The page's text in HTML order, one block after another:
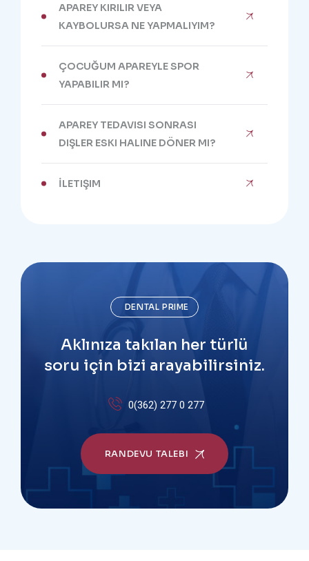
APAREY KIRILIR VEYA
KAYBOLURSA NE YAPMALIYIM?
ÇOCUĞUM APAREYLE SPOR
YAPABILIR MI?
APAREY TEDAVISI SONRASI
DIŞLER ESKI HALINE DÖNER MI?
İLETIŞIM
DENTAL PRIME
Aklınıza takılan her türlü
soru için bizi arayabilirsiniz.
0(362) 277 0 277
RANDEVU TALEBI